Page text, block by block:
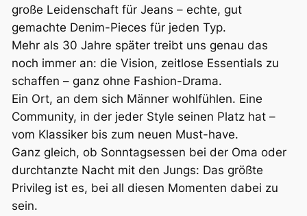
große Leidenschaft für Jeans – echte, gut
gemachte Denim-Pieces für jeden Typ.
Mehr als 30 Jahre später treibt uns genau das
noch immer an: die Vision, zeitlose Essentials zu
schaffen – ganz ohne Fashion-Drama.
Ein Ort, an dem sich Männer wohlfühlen. Eine
Community, in der jeder Style seinen Platz hat –
vom Klassiker bis zum neuen Must-have.
Ganz gleich, ob Sonntagsessen bei der Oma oder
durchtanzte Nacht mit den Jungs: Das größte
Privileg ist es, bei all diesen Momenten dabei zu
sein.